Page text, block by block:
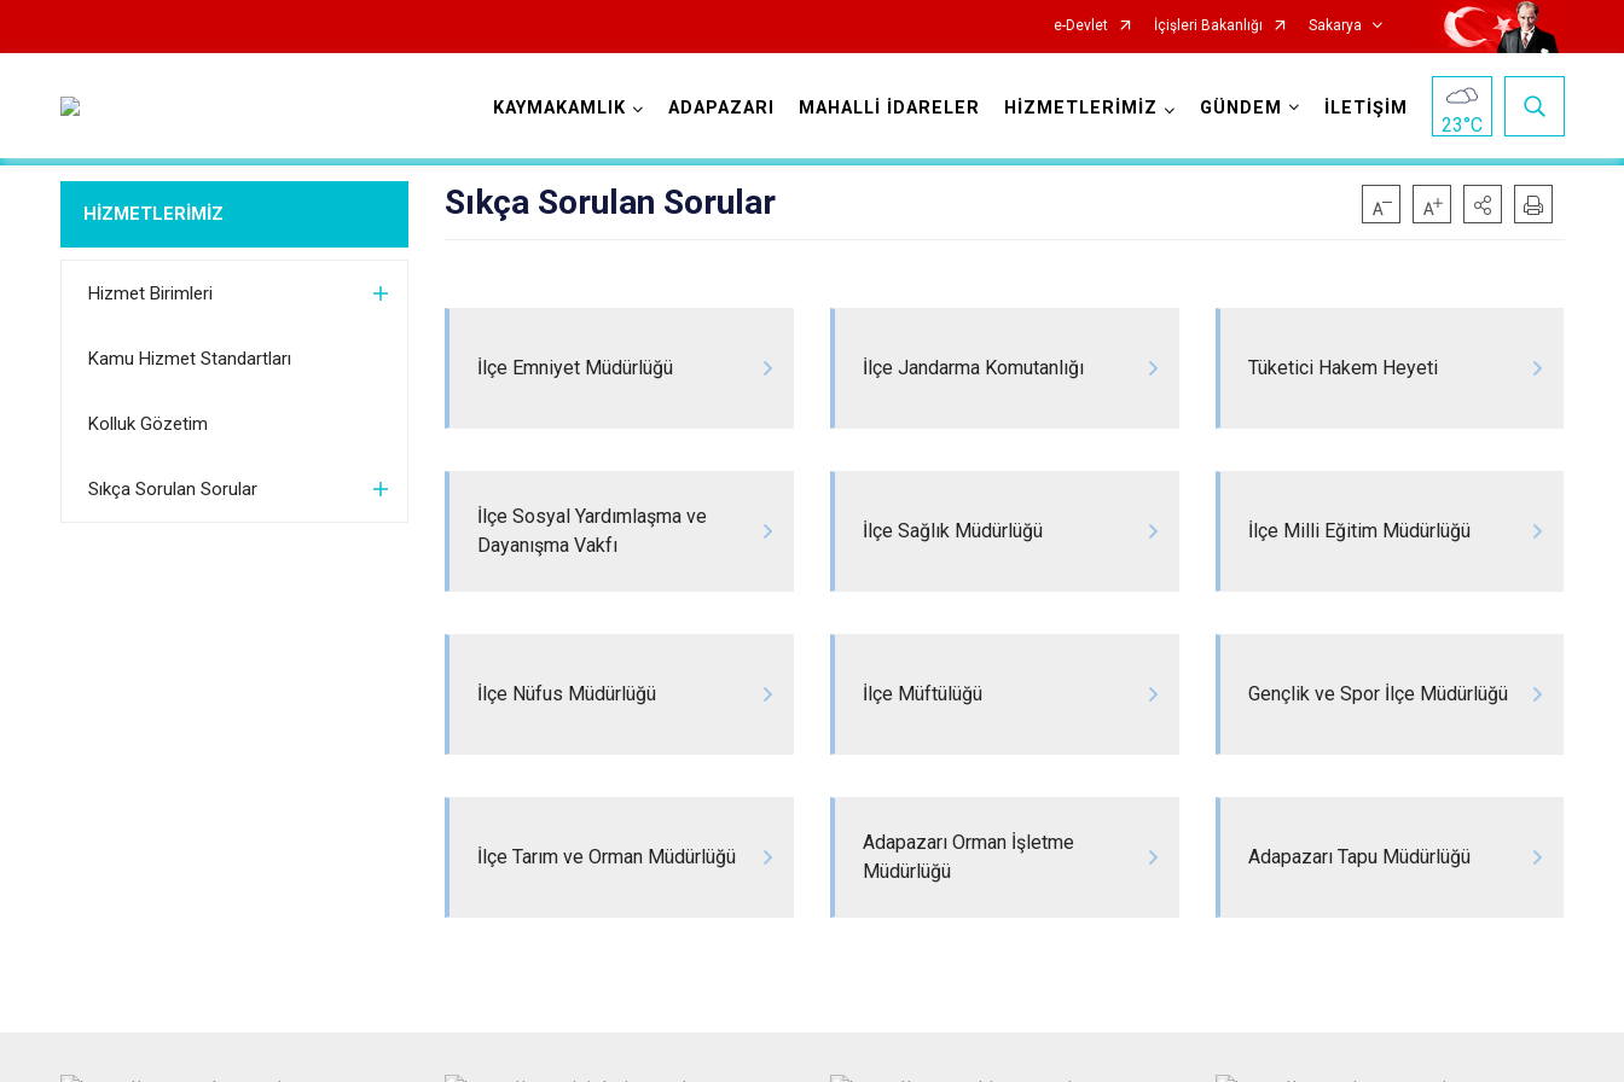
e-Devlet İçişleri Bakanlığı Sakarya
Akyazı
Karapürçek
Pamukova
Adapazarı
KAYMAKAMLIK ADAPAZARI MAHALLİ İDARELER HİZMETLERİMİZ GÜNDEM İLETİŞİM
23°C
HİZMETLERİMİZ
Hizmet Birimleri
Kamu Hizmet Standartları
Kolluk Gözetim
Sıkça Sorulan Sorular
Sıkça Sorulan Sorular
İlçe Emniyet Müdürlüğü İlçe Jandarma Komutanlığı Tüketici Hakem Heyeti
İlçe Sosyal Yardımlaşma ve
Dayanışma Vakfı
İlçe Sağlık Müdürlüğü İlçe Milli Eğitim Müdürlüğü
İlçe Nüfus Müdürlüğü İlçe Müftülüğü Gençlik ve Spor İlçe Müdürlüğü
İlçe Tarım ve Orman Müdürlüğü
Adapazarı Orman İşletme
Müdürlüğü
Adapazarı Tapu Müdürlüğü